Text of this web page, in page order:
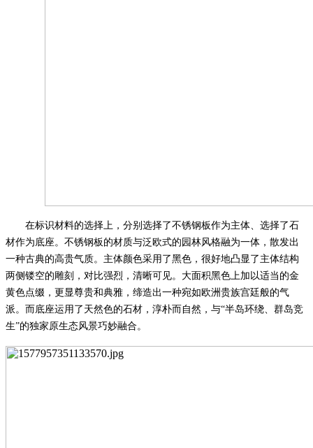
在标识材料的选择上，分别选择了不锈钢板作为主体、选择了石
材作为底座。不锈钢板的材质与泛欧式的园林风格融为一体，散发出
一种古典的高贵气质。主体颜色采用了黑色，很好地凸显了主体结构
两侧镂空的雕刻，对比强烈，清晰可见。大面积黑色上加以适当的金
黄色点缀，更显尊贵和典雅，缔造出一种宛如欧洲贵族宫廷般的气
派。而底座运用了天然色的石材，淳朴而自然，与“半岛环绕、群岛竞
生”的独家原生态风景巧妙融合。